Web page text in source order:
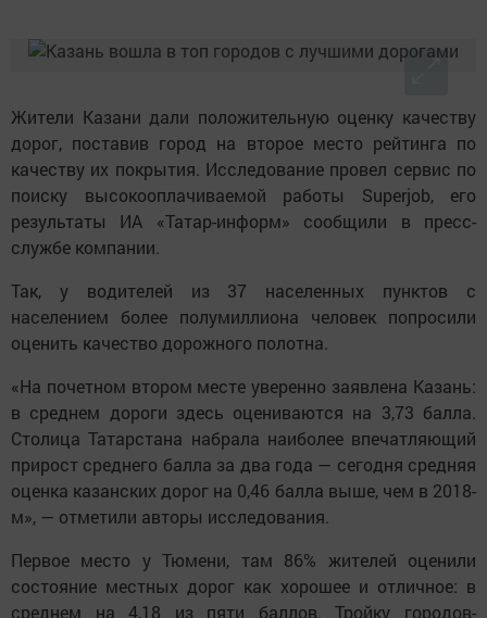
Жители Казани дали положительную оценку качеству
дорог, поставив город на второе место рейтинга по
качеству их покрытия. Исследование провел сервис по
поиску высокооплачиваемой работы Superjob, его
результаты ИА «Татар-информ» сообщили в пресс-
службе компании.
Так, у водителей из 37 населенных пунктов с
населением более полумиллиона человек попросили
оценить качество дорожного полотна.
«На почетном втором месте уверенно заявлена Казань:
в среднем дороги здесь оцениваются на 3,73 балла.
Столица Татарстана набрала наиболее впечатляющий
прирост среднего балла за два года — сегодня средняя
оценка казанских дорог на 0,46 балла выше, чем в 2018-
м», — отметили авторы исследования.
Первое место у Тюмени, там 86% жителей оценили
состояние местных дорог как хорошее и отличное: в
среднем на 4,18 из пяти баллов. Тройку городов-